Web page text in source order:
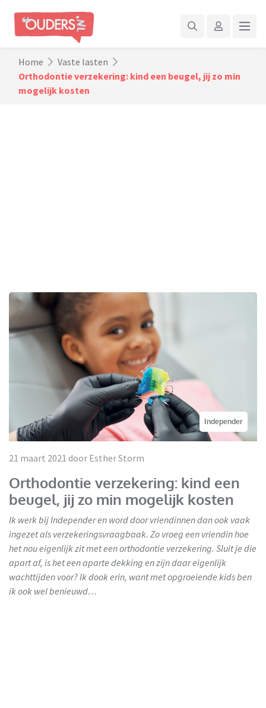
Home
Vaste lasten
Orthodontie verzekering: kind een beugel, jij zo min
mogelijk kosten
Independer
21 maart 2021 door Esther Storm
Orthodontie verzekering: kind een
beugel, jij zo min mogelijk kosten
Ik werk bij Independer en word door vriendinnen dan ook vaak
ingezet als verzekeringsvraagbaak. Zo vroeg een vriendin hoe
het nou eigenlijk zit met een orthodontie verzekering. Sluit je die
apart af, is het een aparte dekking en zijn daar eigenlijk
wachttijden voor? Ik dook erin, want met opgroeiende kids ben
ik ook wel benieuwd…